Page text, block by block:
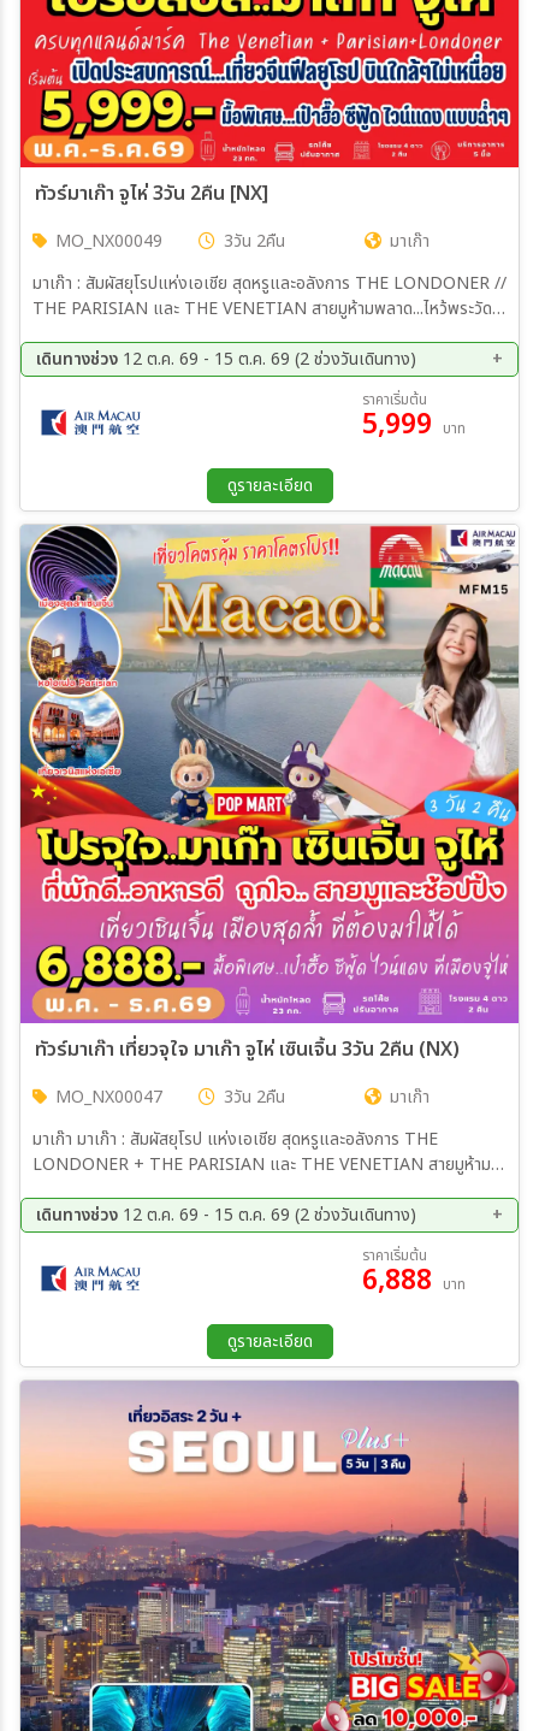
ทัวร์มาเก๊า จูไห่ 3วัน 2คืน [NX]
MO_NX00049 3วัน 2คืน
มาเก๊า
มาเก๊า : สัมผัสยุโรปแห่งเอเชีย สุดหรูและอลังการ THE LONDONER //
THE PARISIAN และ THE VENETIAN สายมูห้ามพลาด...ไหว้พระวัด
งามริมทะเล // ช้อปปิ้งตลาดใต้ดินก๊งเป่ย
เดินทางช่วง 12 ต.ค. 69 - 15 ต.ค. 69 (2 ช่วงวันเดินทาง)
13 ต.ค. 69 - 15 ต.ค. 69
ราคาเริ่มต้น
5,999 บาท
ดูรายละเอียด
ทัวร์มาเก๊า เที่ยวจุใจ มาเก๊า จูไห่ เซินเจิ้น 3วัน 2คืน (NX)
MO_NX00047 3วัน 2คืน
มาเก๊า
มาเก๊า มาเก๊า : สัมผัสยุโรป แห่งเอเชีย สุดหรูและอลังการ THE
LONDONER + THE PARISIAN และ THE VENETIAN สายมูห้าม
ไวน์แดง // วัดจูไห่ผู่โถว เซินเจิ้น : ช้อปปิ้งย่านวัยรุ่น ตลาดตงเหมิน //
เมืองโบราณหนานโถว
เดินทางช่วง 12 ต.ค. 69 - 15 ต.ค. 69 (2 ช่วงวันเดินทาง)
13 ต.ค. 69 - 15 ต.ค. 69
ราคาเริ่มต้น
6,888 บาท
ดูรายละเอียด